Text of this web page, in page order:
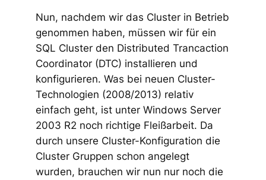
Nun, nachdem wir das Cluster in Betrieb
genommen haben, müssen wir für ein
SQL Cluster den Distributed Trancaction
Coordinator (DTC) installieren und
konfigurieren. Was bei neuen Cluster-
Technologien (2008/2013) relativ
einfach geht, ist unter Windows Server
2003 R2 noch richtige Fleißarbeit. Da
durch unsere Cluster-Konfiguration die
Cluster Gruppen schon angelegt
wurden, brauchen wir nun nur noch die